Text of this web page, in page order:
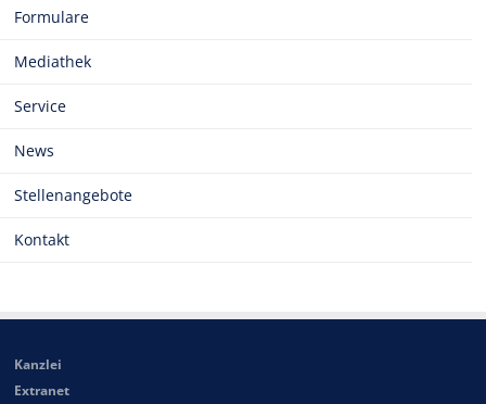
Formulare
Mediathek
Service
News
Stellenangebote
Kontakt
Kanzlei
Extranet